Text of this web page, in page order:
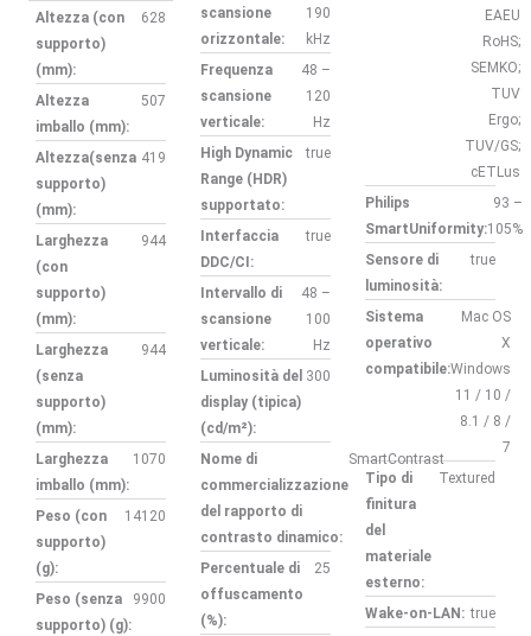
Altezza (con
supporto)
(mm):
628
Altezza
imballo (mm):
507
Altezza(senza
supporto)
(mm):
419
Larghezza
(con
supporto)
(mm):
944
Larghezza
(senza
supporto)
(mm):
944
Larghezza
imballo (mm):
1070
Peso (con
supporto)
(g):
14120
Peso (senza
supporto) (g):
9900
scansione
orizzontale:
190
kHz
Frequenza
scansione
verticale:
48 –
120
Hz
High Dynamic
Range (HDR)
supportato:
true
Interfaccia
DDC/CI:
true
Intervallo di
scansione
verticale:
48 –
100
Hz
Luminosità del
display (tipica)
(cd/m²):
300
Nome di
commercializzazione
del rapporto di
contrasto dinamico:
SmartContrast
Percentuale di
offuscamento
(%):
25
EAEU
RoHS;
SEMKO;
TUV
Ergo;
TUV/GS;
cETLus
Philips
SmartUniformity:
93 –
105%
Sensore di
luminosità:
true
Sistema
operativo
compatibile:
Mac OS
X
Windows
11 / 10 /
8.1 / 8 /
7
Tipo di
finitura
del
materiale
esterno:
Textured
Wake-on-LAN: true